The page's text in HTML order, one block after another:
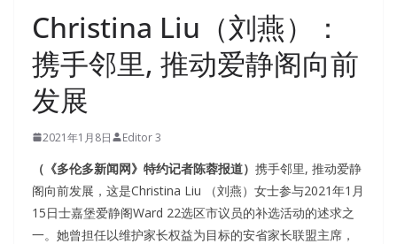
Christina Liu（刘燕）：
携手邻里, 推动爱静阁向前
发展
2021年1月8日 Editor 3
（《多伦多新闻网》特约记者陈蓉报道） 携手邻里, 推动爱静
阁向前发展，这是Christina Liu （刘燕）女士参与2021年1月
15日士嘉堡爱静阁Ward 22选区市议员的补选活动的述求之
一。她曾担任以维护家长权益为目标的安省家长联盟主席，